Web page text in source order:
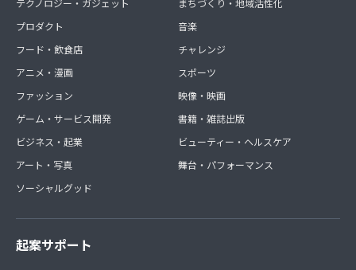
テクノロジー・ガジェット
プロダクト
フード・飲食店
アニメ・漫画
ファッション
ゲーム・サービス開発
ビジネス・起業
アート・写真
ソーシャルグッド
まちづくり・地域活性化
音楽
チャレンジ
スポーツ
映像・映画
書籍・雑誌出版
ビューティー・ヘルスケア
舞台・パフォーマンス
起案サポート